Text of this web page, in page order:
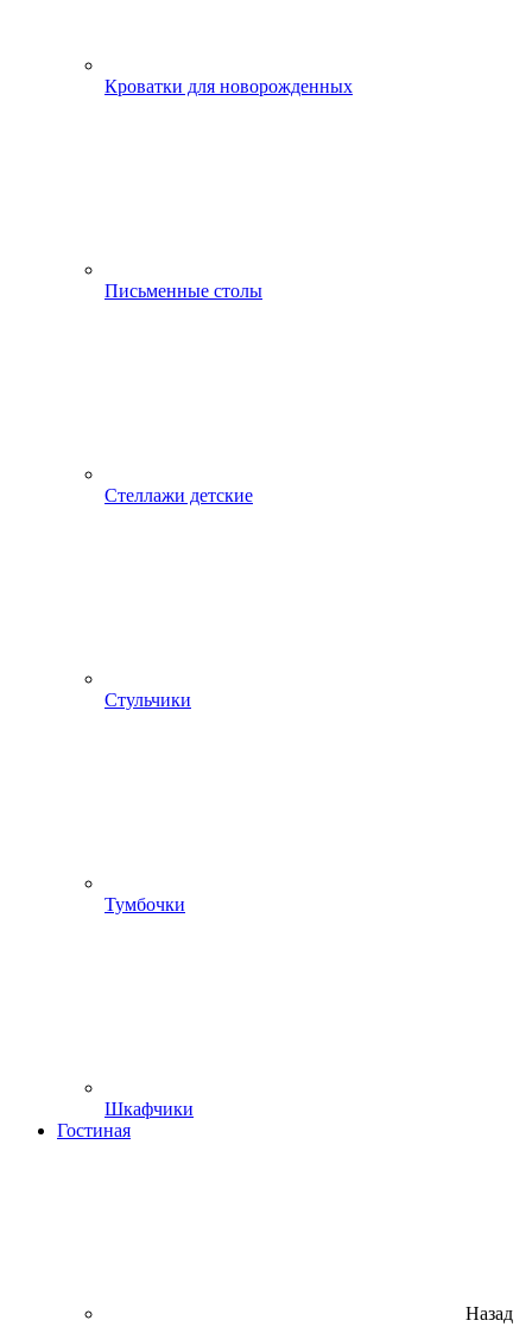
Кроватки для новорожденных
Письменные столы
Стеллажи детские
Стульчики
Тумбочки
Шкафчики
Гостиная
Назад